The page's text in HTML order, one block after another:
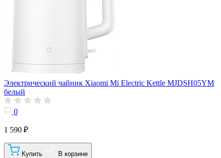
Электрический чайник Xiaomi Mi Electric Kettle MJDSH05YM
белый
0
1 590 ₽
Купить В корзине